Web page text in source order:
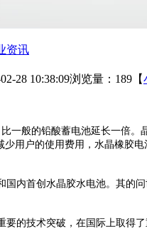
资讯
28 10:38:09浏览量：189 【
一般的铅酸蓄电池延长一倍。
用户的使用费用，水晶橡胶
内首创水晶胶水电池。其的
的技术突破，在国际上取得